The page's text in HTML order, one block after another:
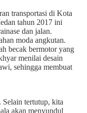
transportasi di Kota
tahun 2017 ini
dan jalan.
moda angkutan.
becak bermotor yang
menilai desain
sehingga membuat
tertutup, kita
akan menyundul